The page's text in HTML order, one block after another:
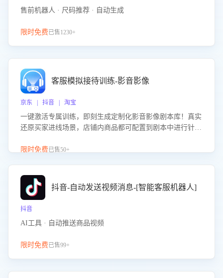
售前机器人 · 尺码推荐 · 自动生成
限时免费已售1230+
客服模拟接待训练-影音影像
京东 | 抖音 | 淘宝
一键激活专属训练，即刻生成定制化影音影像剧本库！真实
还原买家进线场景，店铺内商品都可配置到剧本中进行针对
击 “立即开通”，快速获取影音影像类目剧本，一键开启客服
限时免费已售50+
抖音-自动发送视频消息-[智能客服机器人]
抖音
AI工具 · 自动推送商品视频
限时免费已售99+